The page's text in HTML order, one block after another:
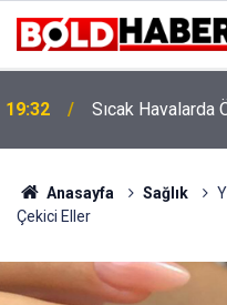
19:32 Sıcak Havalarda
Anasayfa Sağlık
Çekici Eller